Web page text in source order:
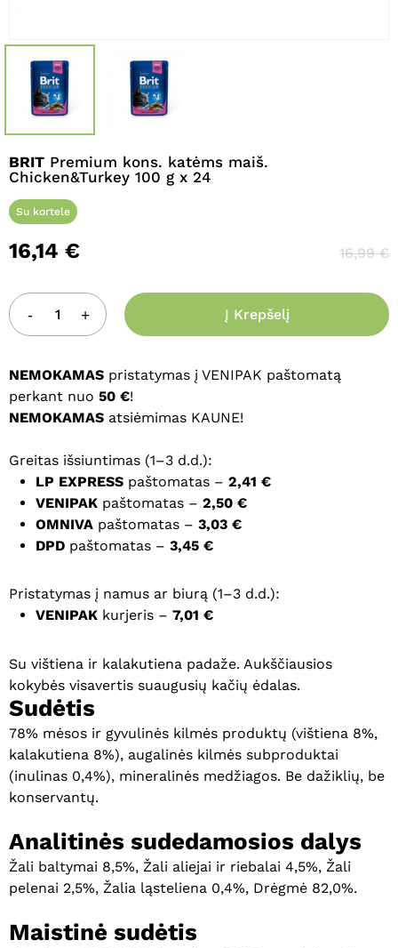
BRIT Premium kons. katėms maiš.
Chicken&Turkey 100 g x 24
Su kortele
16,14 € 16,99€
Į Krepšelį
NEMOKAMAS pristatymas į VENIPAK paštomatą
perkant nuo 50 €!
NEMOKAMAS atsiėmimas KAUNE!
Greitas išsiuntimas (1–3 d.d.):
LP EXPRESS paštomatas – 2,41 €
VENIPAK paštomatas – 2,50 €
OMNIVA paštomatas – 3,03 €
DPD paštomatas – 3,45 €
Pristatymas į namus ar biurą (1–3 d.d.):
VENIPAK kurjeris – 7,01 €
Su vištiena ir kalakutiena padaže. Aukščiausios
kokybės visavertis suaugusių kačių ėdalas.
Sudėtis
78% mėsos ir gyvulinės kilmės produktų (vištiena 8%,
kalakutiena 8%), augalinės kilmės subproduktai
(inulinas 0,4%), mineralinės medžiagos. Be dažiklių, be
konservantų.
Analitinės sudedamosios dalys
Žali baltymai 8,5%, Žali aliejai ir riebalai 4,5%, Žali
pelenai 2,5%, Žalia ląsteliena 0,4%, Drėgmė 82,0%.
Maistinė sudėtis
Pavadinimas
parašyti komentarą.